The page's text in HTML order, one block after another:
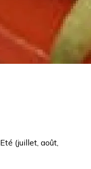
Eté (juillet, août,